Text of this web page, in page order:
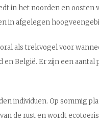
in het noorden en
in afgelegen
als trekvogel voor
België. Er zijn een
individuen. Op sommig
de rust en wordt